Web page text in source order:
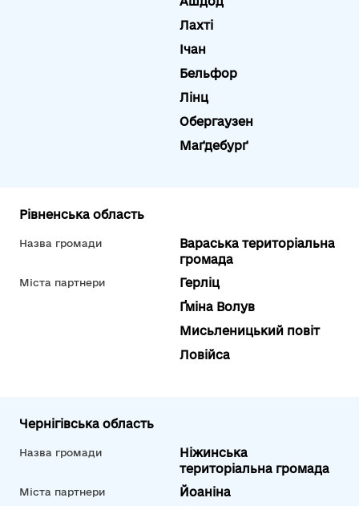
Лахті
Ічан
Бельфор
Лінц
Обергаузен
Маґдебурґ
Рівненська область
Назва громади
Вараська територіальна
громада
Міста партнери
Герліц
Ґміна Волув
Мисьленицький повіт
Ловійса
Чернігівська область
Назва громади
Ніжинська
територіальна громада
Міста партнери
Йоаніна